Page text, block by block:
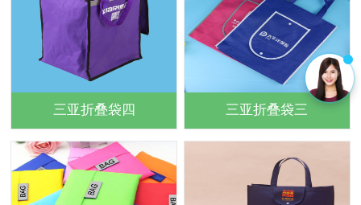
三亚折叠袋四 三亚折叠袋三